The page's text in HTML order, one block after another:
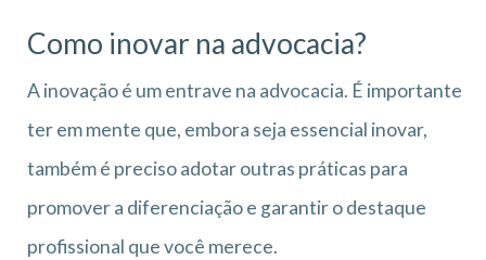
Como inovar na advocacia?
A inovação é um entrave na advocacia. É importante
ter em mente que, embora seja essencial inovar,
também é preciso adotar outras práticas para
promover a diferenciação e garantir o destaque
profissional que você merece.